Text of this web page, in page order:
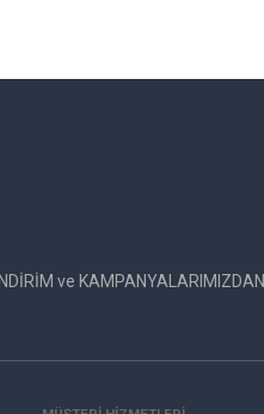
ve KAMPANYALARIMIZDAN